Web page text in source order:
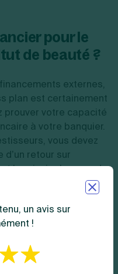
pour le
de beauté ?
externes,
plan est certainement
prouver votre capacité
à votre banquier.
vous devez
retour sur
le principal moyen de
ou le banquier.
et des calculs,
: vous y mentionnez
pour ouvrir
un avis sur
!